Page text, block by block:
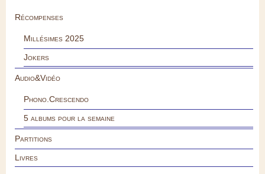
Récompenses
Millésimes 2025
Jokers
Audio&Vidéo
Phono.Crescendo
5 albums pour la semaine
Partitions
Livres